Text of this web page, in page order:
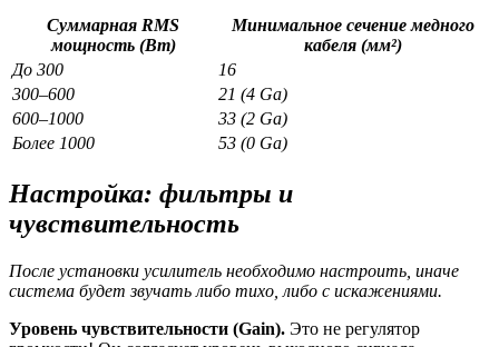
Суммарная RMS
мощность (Вт)
Минимальное сечение медного
кабеля (мм²)
До 300
16
300–600
21 (4 Ga)
600–1000
33 (2 Ga)
Более 1000
53 (0 Ga)
Настройка: фильтры и
чувствительность
После установки усилитель необходимо настроить, иначе
система будет звучать либо тихо, либо с искажениями.
Уровень чувствительности (Gain). Это не регулятор